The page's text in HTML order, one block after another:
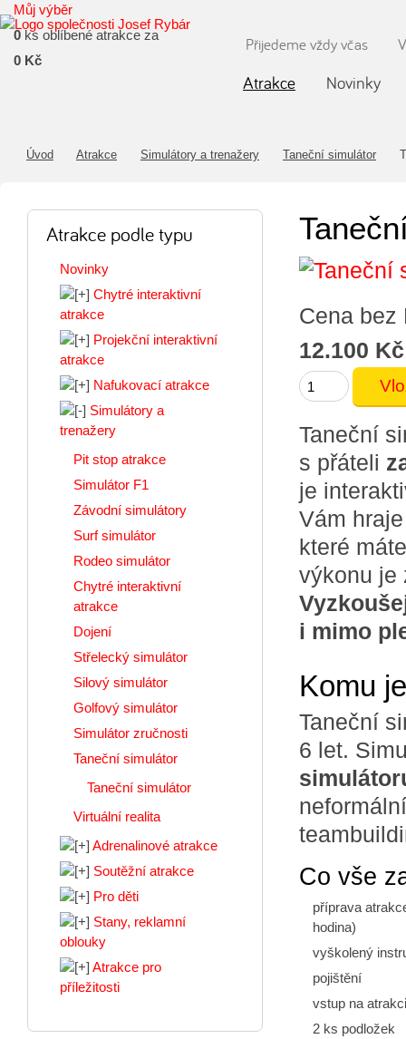
Atrakce Novinky
Můj výběr
0 ks oblíbené atrakce za
0 Kč
Přijedeme vždy včas
Úvod Atrakce Simulátory a trenažery Taneční simulátor
Cena
12.100 Kč
Taneční
s přáteli
je
Vám
které
výkonu je
i mimo
Komu
Taneční
6 let.
Co vše
příprava
hodina)
vyškolený
pojištění
vstup na
2 ks podložek
Atrakce podle typu
Novinky
Chytré interaktivní
atrakce
Projekční interaktivní
atrakce
Nafukovací atrakce
Simulátory a
trenažery
Pit stop atrakce
Simulátor F1
Závodní simulátory
Surf simulátor
Rodeo simulátor
Chytré interaktivní
atrakce
Dojení
Střelecký simulátor
Silový simulátor
Golfový simulátor
Simulátor zručnosti
Taneční simulátor
Taneční simulátor
Virtuální realita
Adrenalinové atrakce
Soutěžní atrakce
Pro děti
Stany, reklamní
oblouky
Atrakce pro
příležitosti